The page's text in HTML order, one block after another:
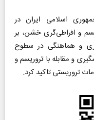
اسلامی ایران در
و افراطی‌گری خشن، بر
و هماهنگی در سطوح
و مقابله با تروریسم و
تروریستی تاکید کرد.